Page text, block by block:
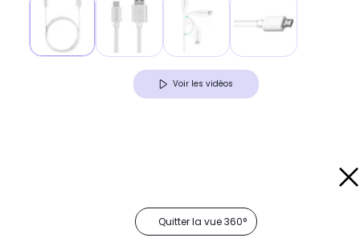
Voir les vidéos
Quitter la vue 360°